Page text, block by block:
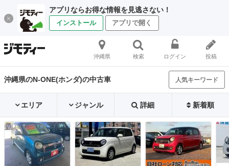
アプリならお得な情報を見逃さない！
インストール アプリで開く
沖縄県 検索 ログイン 投稿
沖縄県のN-ONE(ホンダ)の中古車 人気キーワード
エリア ジャンル 詳細 新着順